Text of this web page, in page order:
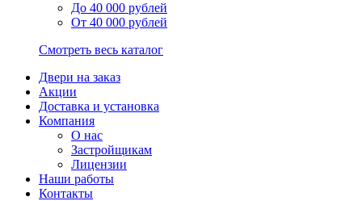
До 40 000 рублей
От 40 000 рублей
Смотреть весь каталог
Двери на заказ
Акции
Доставка и установка
Компания
О нас
Застройщикам
Лицензии
Наши работы
Контакты